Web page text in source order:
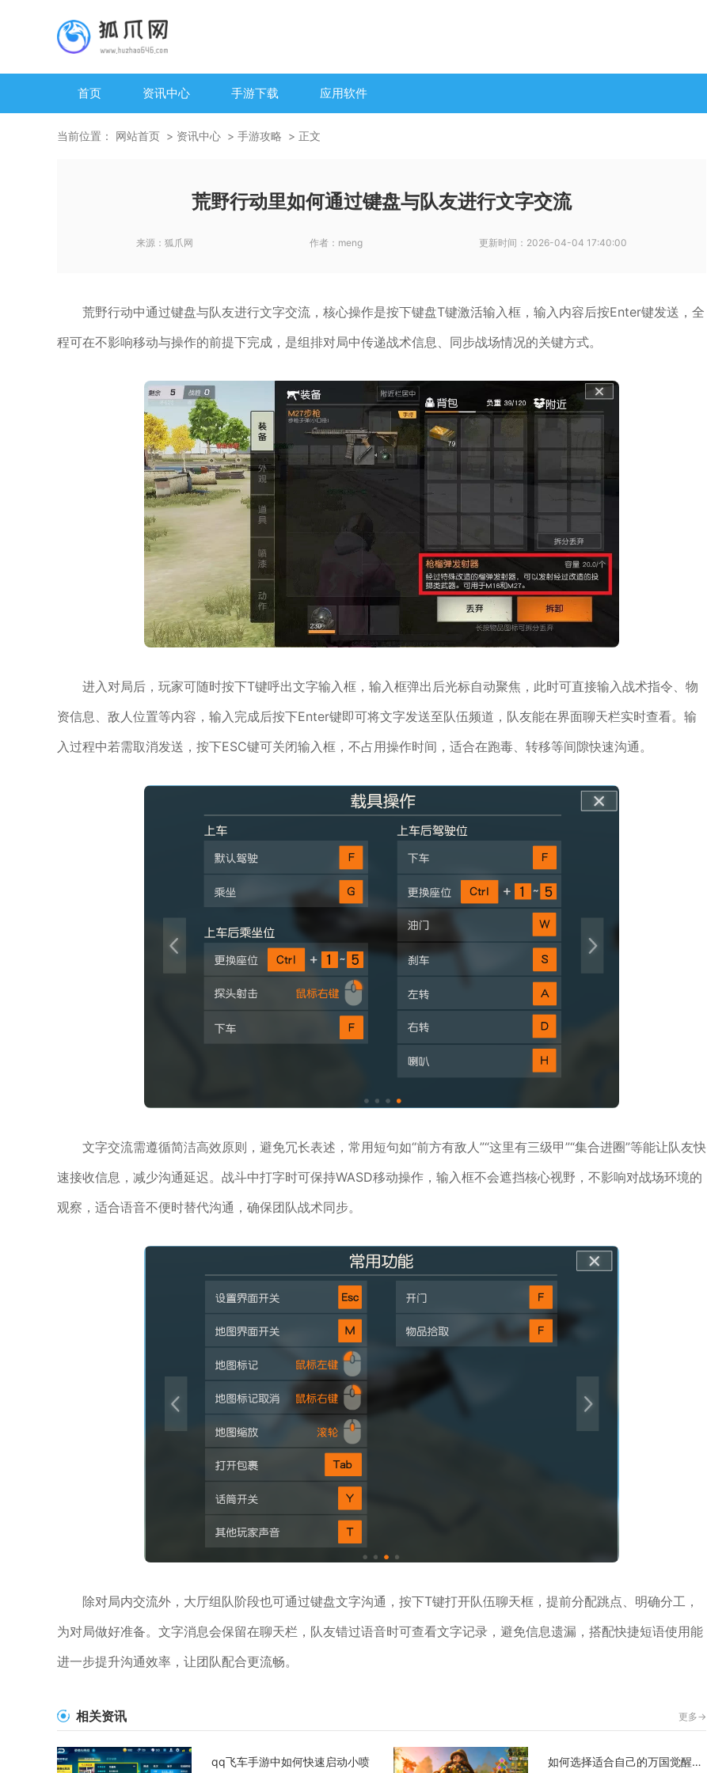
首页 资讯中心 手游下载 应用软件
当前位置： 网站首页 资讯中心 手游攻略 正文
荒野行动里如何通过键盘与队友进行文字交流
来源： 狐爪网 作者： meng 更新时间： 2026-04-04 17:40:00
荒野行动中通过键盘与队友进行文字交流，核心操作是按下键盘T键激活输入框，输入内容后按Enter键发送，全
程可在不影响移动与操作的前提下完成，是组排对局中传递战术信息、同步战场情况的关键方式。
进入对局后，玩家可随时按下T键呼出文字输入框，输入框弹出后光标自动聚焦，此时可直接输入战术指令、物
资信息、敌人位置等内容，输入完成后按下Enter键即可将文字发送至队伍频道，队友能在界面聊天栏实时查看。输
入过程中若需取消发送，按下ESC键可关闭输入框，不占用操作时间，适合在跑毒、转移等间隙快速沟通。
文字交流需遵循简洁高效原则，避免冗长表述，常用短句如“前方有敌人”“这里有三级甲”“集合进圈”等能让队友快
速接收信息，减少沟通延迟。战斗中打字时可保持WASD移动操作，输入框不会遮挡核心视野，不影响对战场环境的
观察，适合语音不便时替代沟通，确保团队战术同步。
除对局内交流外，大厅组队阶段也可通过键盘文字沟通，按下T键打开队伍聊天框，提前分配跳点、明确分工，
为对局做好准备。文字消息会保留在聊天栏，队友错过语音时可查看文字记录，避免信息遗漏，搭配快捷短语使用能
进一步提升沟通效率，让团队配合更流畅。
相关资讯 更多->
qq飞车手游中如何快速启动小喷 如何选择适合自己的万国觉醒联盟加成方式